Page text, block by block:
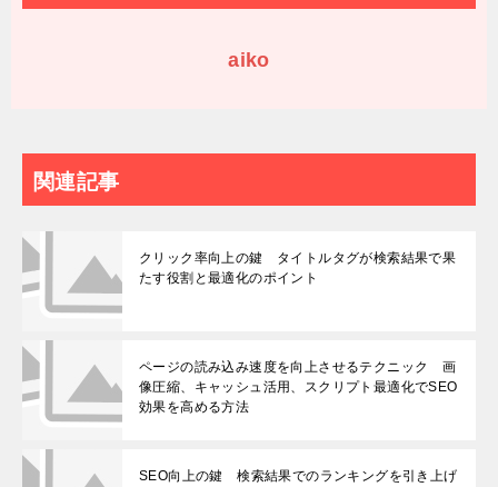
aiko
関連記事
クリック率向上の鍵 タイトルタグが検索結果で果
たす役割と最適化のポイント
ページの読み込み速度を向上させるテクニック 画
像圧縮、キャッシュ活用、スクリプト最適化でSEO
効果を高める方法
SEO向上の鍵 検索結果でのランキングを引き上げ